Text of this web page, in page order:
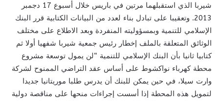
شيربا الذي استقبلهما مرتين في باريس خلال أسبوع 17 دجمبر
2013. وتعقيبا على تبادل بناء لعدد من البيانات الكتابية قرر البنك
الإسلامي للتنمية وبمسؤوليته المنفردة وبعد الاطلاع على مختلف
الوثائق المتعلقة بالملف إخطار رئيس جمعية شيربا شفهيا أولا ثم
كتابيا ثانيا بأن البنك الإسلامي للتنمية “لن يمول توسعة مشروع
محطة كهرباء نواكشوط على أساس عقد التراضي الممنوح لشركة
وارت سيلا، في حين يمكن للبنك أن يدرس طلبا موريتانيا جديدا
لتمويل هذه المحطة إذا أسست إجراءات منحها على مناقصة دولية